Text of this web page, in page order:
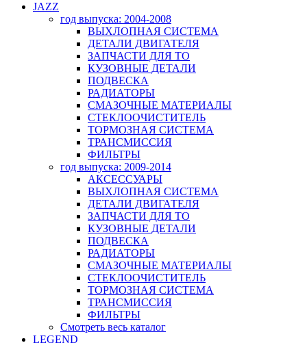
JAZZ
год выпуска: 2004-2008
ВЫХЛОПНАЯ СИСТЕМА
ДЕТАЛИ ДВИГАТЕЛЯ
ЗАПЧАСТИ ДЛЯ ТО
КУЗОВНЫЕ ДЕТАЛИ
ПОДВЕСКА
РАДИАТОРЫ
СМАЗОЧНЫЕ МАТЕРИАЛЫ
СТЕКЛООЧИСТИТЕЛЬ
ТОРМОЗНАЯ СИСТЕМА
ТРАНСМИССИЯ
ФИЛЬТРЫ
год выпуска: 2009-2014
АКСЕССУАРЫ
ВЫХЛОПНАЯ СИСТЕМА
ДЕТАЛИ ДВИГАТЕЛЯ
ЗАПЧАСТИ ДЛЯ ТО
КУЗОВНЫЕ ДЕТАЛИ
ПОДВЕСКА
РАДИАТОРЫ
СМАЗОЧНЫЕ МАТЕРИАЛЫ
СТЕКЛООЧИСТИТЕЛЬ
ТОРМОЗНАЯ СИСТЕМА
ТРАНСМИССИЯ
ФИЛЬТРЫ
Смотреть весь каталог
LEGEND